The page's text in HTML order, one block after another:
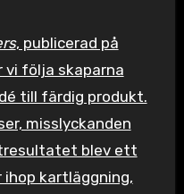
, publicerad på
vi följa skaparna
till färdig produkt.
misslyckanden
blev ett
kartläggning,